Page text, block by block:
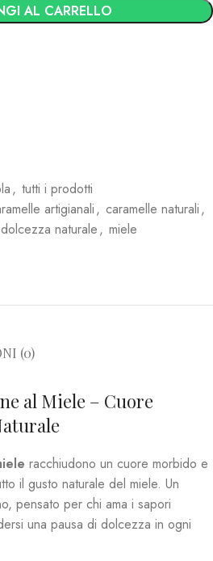
AL CARRELLO
, tutti i prodotti
artigianali, caramelle naturali,
dolcezza naturale, miele
(0)
al Miele – Cuore
racchiudono un cuore morbido e
il gusto naturale del miele. Un
pensato per chi ama i sapori
una pausa di dolcezza in ogni